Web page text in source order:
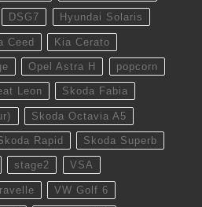
DSG7 Hyundai Solaris
Ceed Kia Cerato
Opel Astra H popcorn
Leon Skoda Fabia
Skoda Octavia A5
Rapid Skoda Superb
stage2 VSA
VW Golf 6